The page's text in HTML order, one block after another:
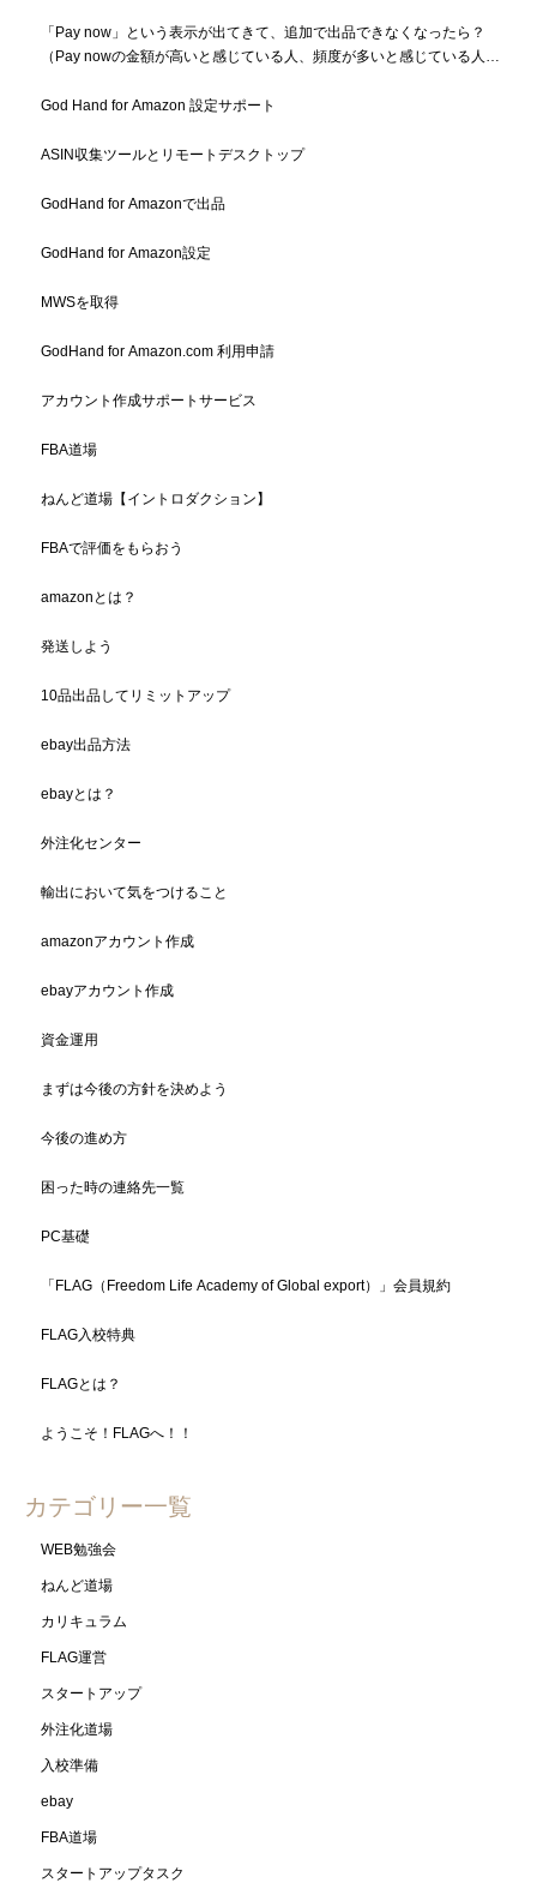
「Pay now」という表示が出てきて、追加で出品できなくなったら？
（Pay nowの金額が高いと感じている人、頻度が多いと感じている人も
God Hand for Amazon 設定サポート
ASIN収集ツールとリモートデスクトップ
GodHand for Amazonで出品
GodHand for Amazon設定
MWSを取得
GodHand for Amazon.com 利用申請
アカウント作成サポートサービス
FBA道場
ねんど道場【イントロダクション】
FBAで評価をもらおう
amazonとは？
発送しよう
10品出品してリミットアップ
ebay出品方法
ebayとは？
外注化センター
輸出において気をつけること
amazonアカウント作成
ebayアカウント作成
資金運用
まずは今後の方針を決めよう
今後の進め方
困った時の連絡先一覧
PC基礎
「FLAG（Freedom Life Academy of Global export）」会員規約
FLAG入校特典
FLAGとは？
ようこそ！FLAGへ！！
カテゴリー一覧
WEB勉強会
ねんど道場
カリキュラム
FLAG運営
スタートアップ
外注化道場
入校準備
ebay
FBA道場
スタートアップタスク